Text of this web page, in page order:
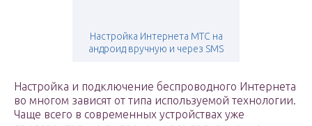
Настройка Интернета МТС на
андроид вручную и через SMS
Настройка и подключение беспроводного Интернета
во многом зависят от типа используемой технологии.
Чаще всего в современных устройствах уже